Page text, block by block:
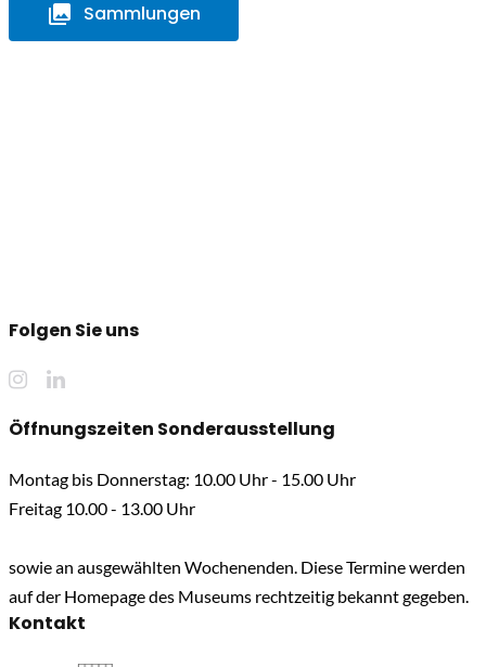
Sammlungen
Folgen Sie uns
Öffnungszeiten Sonderausstellung
Montag bis Donnerstag: 10.00 Uhr - 15.00 Uhr
Freitag 10.00 - 13.00 Uhr
sowie an ausgewählten Wochenenden. Diese Termine werden
auf der Homepage des Museums rechtzeitig bekannt gegeben.
Kontakt